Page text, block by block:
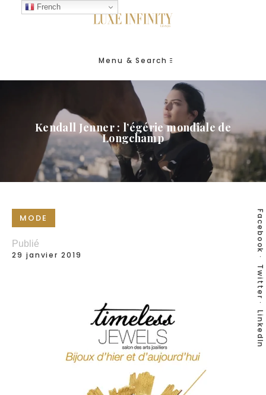
Menu & Search
Kendall Jenner : l’égérie mondiale de
Longchamp
Facebook
Twitter
LinkedIn
MODE
Publié
29 janvier 2019
French